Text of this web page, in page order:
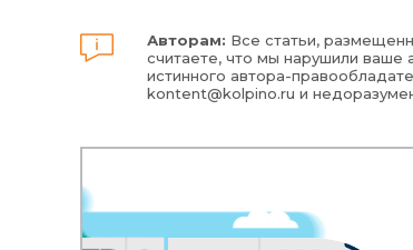
Авторам: Все статьи,
считаете, что мы нарушили ваше
истинного автора-
kontent@kolpino.ru и